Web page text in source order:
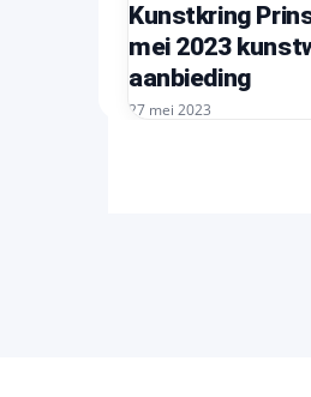
Kunstkring
mei 2023
aanbieding
27 mei 2023